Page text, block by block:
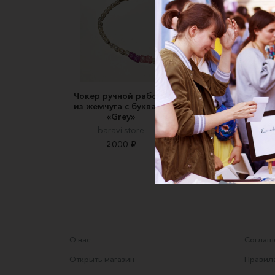
Чокер ручной работы
из жемчуга с буквами
«Grey»
baravi.store
2000 ₽
Чокер из
бисера
Finik
1500 ₽ 1700 ₽
О нас
Открыть магазин